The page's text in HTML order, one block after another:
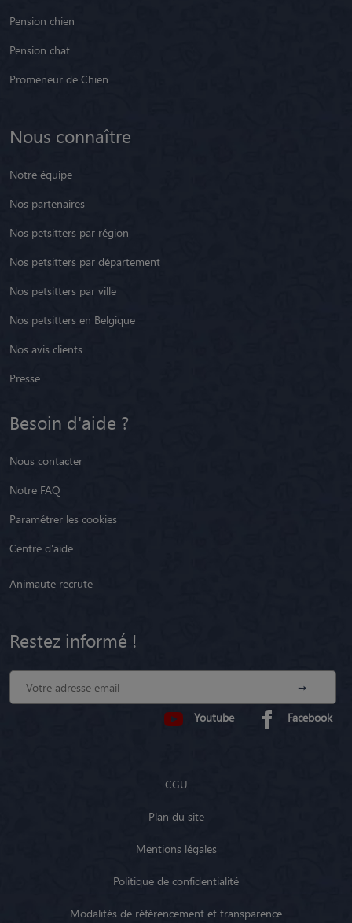
Pension chien
Pension chat
Promeneur de Chien
Nous connaître
Notre équipe
Nos partenaires
Nos petsitters par région
Nos petsitters par département
Nos petsitters par ville
Nos petsitters en Belgique
Nos avis clients
Presse
Besoin d'aide ?
Nous contacter
Notre FAQ
Paramétrer les cookies
Centre d'aide
Animaute recrute
Restez informé !
Youtube Facebook
CGU
Plan du site
Mentions légales
Politique de confidentialité
Modalités de référencement et transparence